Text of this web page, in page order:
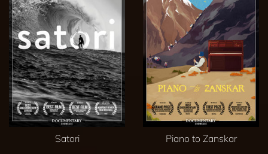
Satori Piano to Zanskar